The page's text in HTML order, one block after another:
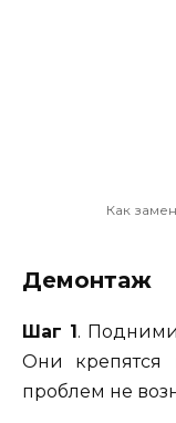
Как
Демонтаж
Шаг 1 .
Они крепятся
проблем не